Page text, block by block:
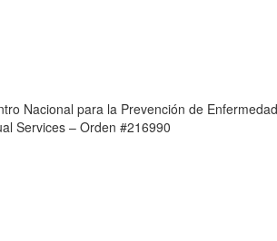
Nacional para la Prevención de
Services – Orden #216990